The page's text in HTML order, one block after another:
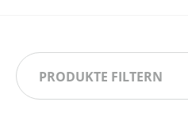
PRODUKTE FILTERN